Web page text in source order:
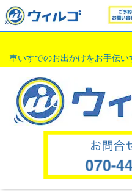
車いすでのお出かけをお手伝い